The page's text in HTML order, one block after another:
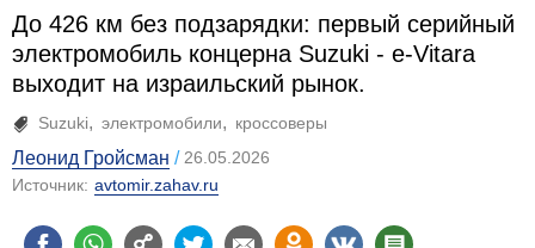
До 426 км без подзарядки: первый серийный
электромобиль концерна Suzuki - e-Vitara
выходит на израильский рынок.
Suzuki электромобили кроссоверы
Леонид Гройсман
26.05.2026
Источник: avtomir.zahav.ru